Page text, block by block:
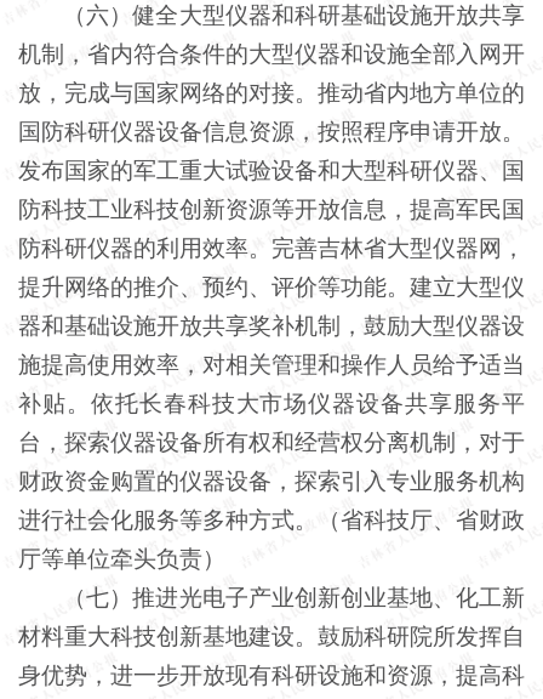
（六）健全大型仪器和科研基础设施开放共享
机制，省内符合条件的大型仪器和设施全部入网开
放，完成与国家网络的对接。推动省内地方单位的
国防科研仪器设备信息资源，按照程序申请开放。
发布国家的军工重大试验设备和大型科研仪器、国
防科技工业科技创新资源等开放信息，提高军民国
防科研仪器的利用效率。完善吉林省大型仪器网，
提升网络的推介、预约、评价等功能。建立大型仪
器和基础设施开放共享奖补机制，鼓励大型仪器设
施提高使用效率，对相关管理和操作人员给予适当
补贴。依托长春科技大市场仪器设备共享服务平
台，探索仪器设备所有权和经营权分离机制，对于
财政资金购置的仪器设备，探索引入专业服务机构
进行社会化服务等多种方式。（省科技厅、省财政
厅等单位牵头负责）
（七）推进光电子产业创新创业基地、化工新
材料重大科技创新基地建设。鼓励科研院所发挥自
身优势，进一步开放现有科研设施和资源，提高科